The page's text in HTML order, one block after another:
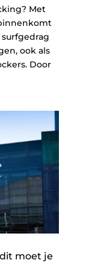
Met
ook als
Door
moet je